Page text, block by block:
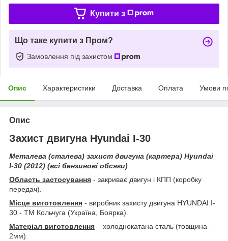
Купити з
Що таке купити з Пром?
Замовлення під захистом
Опис Характеристики Доставка Оплата Умови
Опис
Захист двигуна Hyundai I-30
Металева (сталева) захист двигуна (картера) Hyundai
I-30 (2012) (всі бензинові обсяги)
Область застосування - закриває двигун і КПП (коробку
передач).
Місце виготовлення - виробник захисту двигуна HYUNDAI I-
30 - ТМ Кольчуга (Україна, Боярка).
Матеріал виготовлення – холоднокатана сталь (товщина –
2мм).